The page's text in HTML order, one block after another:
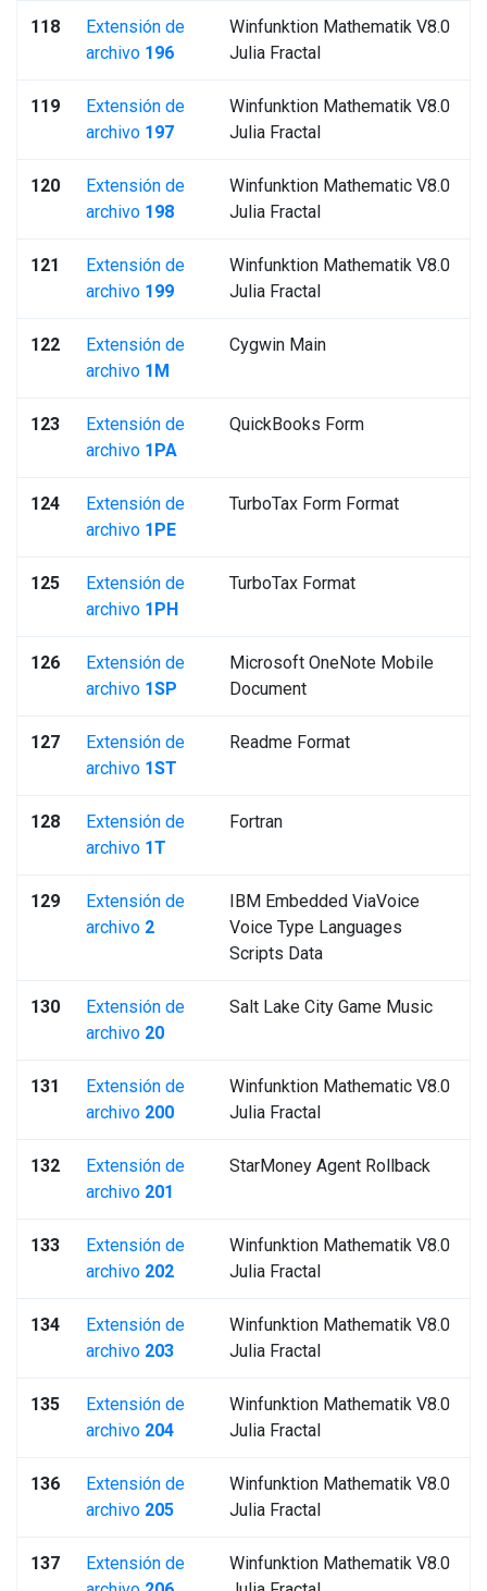
118
Extensión de
archivo 196
Winfunktion Mathematik V8.0
Julia Fractal
119
Extensión de
archivo 197
Winfunktion Mathematik V8.0
Julia Fractal
120
Extensión de
archivo 198
Winfunktion Mathematic V8.0
Julia Fractal
121
Extensión de
archivo 199
Winfunktion Mathematik V8.0
Julia Fractal
122
Extensión de
archivo 1M
Cygwin Main
123
Extensión de
archivo 1PA
QuickBooks Form
124
Extensión de
archivo 1PE
TurboTax Form Format
125
Extensión de
archivo 1PH
TurboTax Format
126
Extensión de
archivo 1SP
Microsoft OneNote Mobile
Document
127
Extensión de
archivo 1ST
Readme Format
128
Extensión de
archivo 1T
Fortran
129
Extensión de
archivo 2
IBM Embedded ViaVoice
Voice Type Languages
Scripts Data
130
Extensión de
archivo 20
Salt Lake City Game Music
131
Extensión de
archivo 200
Winfunktion Mathematic V8.0
Julia Fractal
132
Extensión de
archivo 201
StarMoney Agent Rollback
133
Extensión de
archivo 202
Winfunktion Mathematik V8.0
Julia Fractal
134
Extensión de
archivo 203
Winfunktion Mathematik V8.0
Julia Fractal
135
Extensión de
archivo 204
Winfunktion Mathematik V8.0
Julia Fractal
136
Extensión de
archivo 205
Winfunktion Mathematik V8.0
Julia Fractal
137
Extensión de
Winfunktion Mathematik V8.0